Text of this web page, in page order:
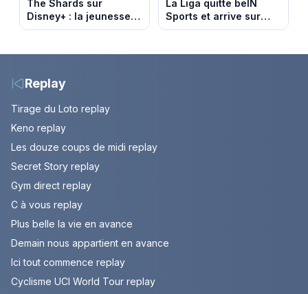
The Shards sur
Disney+ : la jeunesse
dorée de Los Angeles
les années 80
La Liga quitte beIN
Sports et arrive sur
DAZN et Disney+ en
Replay
Tirage du Loto replay
Keno replay
Les douze coups de midi replay
Secret Story replay
Gym direct replay
C à vous replay
Plus belle la vie en avance
Demain nous appartient en avance
Ici tout commence replay
Cyclisme UCI World Tour replay